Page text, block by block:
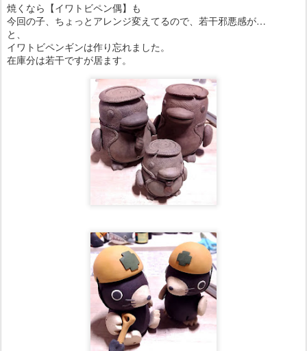
焼くなら【イワトビペン偶】も
今回の子、ちょっとアレンジ変えてるので、若干邪悪感が…
と、
イワトビペンギンは作り忘れました。
在庫分は若干ですが居ます。